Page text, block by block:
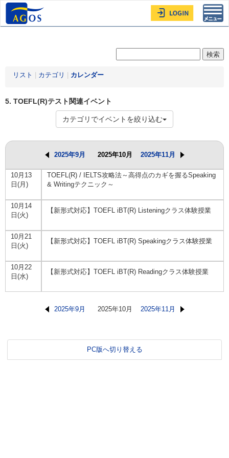
リスト カテゴリ カレンダー
5. TOEFL(R)テスト関連イベント
カテゴリでイベントを絞り込む
2025年9月 2025年10月 2025年11月
10月13
日(月)
TOEFL(R) / IELTS攻略法～高得点のカギを握るSpeaking
& Writingテクニック～
10月14
日(火)
【新形式対応】TOEFL iBT(R) Listeningクラス体験授業
10月21
日(火)
【新形式対応】TOEFL iBT(R) Speakingクラス体験授業
10月22
日(水)
【新形式対応】TOEFL iBT(R) Readingクラス体験授業
2025年9月 2025年10月 2025年11月
PC版へ切り替える